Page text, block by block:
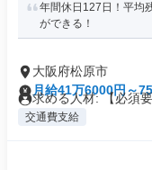
年間休日127日！平均
ができる！
大阪府松原市
月給41万6000円～
求める人材: 【必須
交通費支給